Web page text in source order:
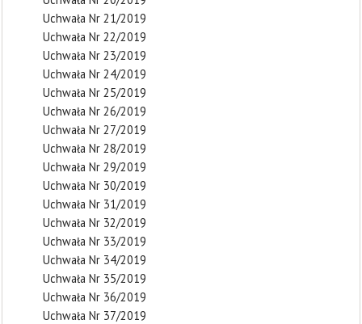
Uchwała Nr 21/2019
Uchwała Nr 22/2019
Uchwała Nr 23/2019
Uchwała Nr 24/2019
Uchwała Nr 25/2019
Uchwała Nr 26/2019
Uchwała Nr 27/2019
Uchwała Nr 28/2019
Uchwała Nr 29/2019
Uchwała Nr 30/2019
Uchwała Nr 31/2019
Uchwała Nr 32/2019
Uchwała Nr 33/2019
Uchwała Nr 34/2019
Uchwała Nr 35/2019
Uchwała Nr 36/2019
Uchwała Nr 37/2019